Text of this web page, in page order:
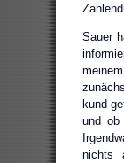
Sauer
kund
und
nichts